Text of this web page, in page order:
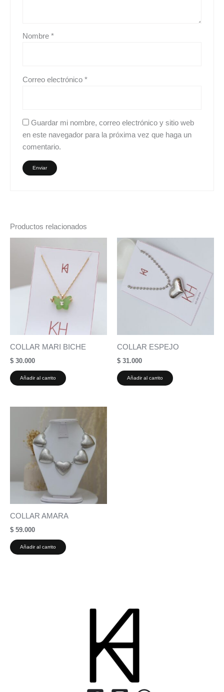
Nombre*
Correo electrónico*
Guardar mi nombre, correo electrónico y sitio web
en este navegador para la próxima vez que haga un
comentario.
Productos relacionados
COLLAR MARI BICHE
$ 30.000
Añadir al carrito
COLLAR ESPEJO
$ 31.000
Añadir al carrito
COLLAR AMARA
$ 59.000
Añadir al carrito